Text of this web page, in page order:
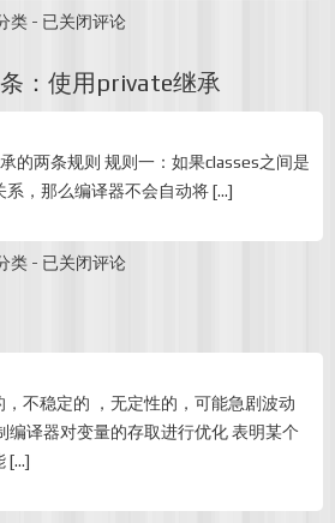
类 - [Unity]
Shader
的
指
已关闭评论
：使用private继承
的两条规则 规则一：如果classes之间是
系，那么编译器不会自动将 […]
类 - Effective
继
承
已关闭评论
，不稳定的 ，无定性的，可能急剧波动
编译器对变量的存取进行优化 表明某个
[…]